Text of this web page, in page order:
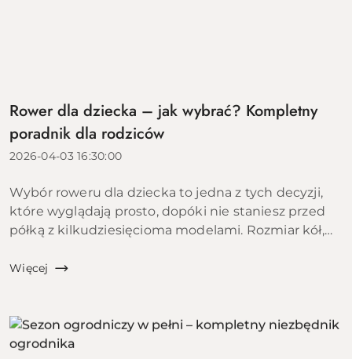
Rower dla dziecka – jak wybrać? Kompletny
poradnik dla rodziców
2026-04-03 16:30:00
Wybór roweru dla dziecka to jedna z tych decyzji,
które wyglądają prosto, dopóki nie staniesz przed
półką z kilkudziesięcioma modelami. Rozmiar kół,
waga &ndas...
Więcej